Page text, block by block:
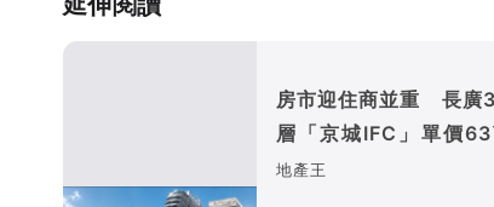
房市迎住商並重 長廣
層「京城IFC」單價63
都商辦天花板
地產王